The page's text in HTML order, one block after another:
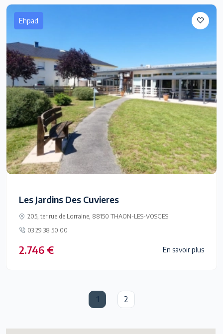
Ehpad
Les Jardins Des Cuvieres
205, ter rue de Lorraine, 88150 THAON-LES-VOSGES
03 29 38 50 00
2.746 € En savoir plus
1
(current)
2